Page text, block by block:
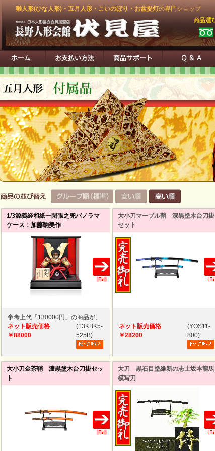
雛人形(ひな人形)・五月人形・こいのぼり・お盆提灯の専門ショップ
1/3源義経和紙一閑張之兜パノラマ
ケース：加藤鞆美作
参考上代「130000円」の商品が、
ネット販売価格
￥88000
(13KBK5-
525B)
大小刀マーブル鞘 漆黒塗木台刀掛
セット
ネット販売価格
￥28200
(YOS11-
800)
大小刀金茶鞘 漆黒塗木台刀掛セッ
ト
大刀 黒石目塗維新の志士坂本龍馬
模写刀